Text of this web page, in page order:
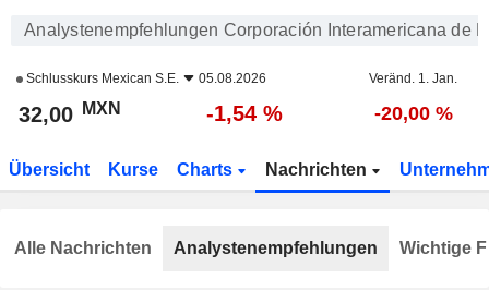
Analystenempfehlungen Corporación Interamericana de
Schlusskurs Mexican S.E. 05.08.2026 Veränd. 1. Jan.
32,00 MXN -1,54 % -20,00 %
Übersicht Kurse Charts Nachrichten
Alle Nachrichten Analystenempfehlungen Wichtige